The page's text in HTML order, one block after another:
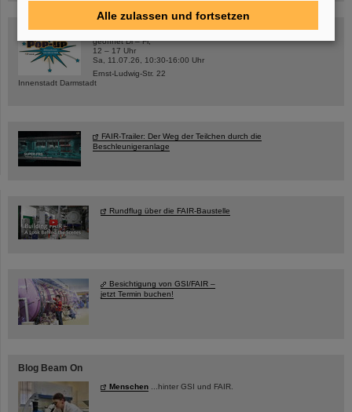
SCIENCE POP-UP
geöffnet Di – Fr,
12 – 17 Uhr
Sa, 11.07.26, 10:30-16:00 Uhr
Ernst-Ludwig-Str. 22
Innenstadt Darmstadt
FAIR-Trailer: Der Weg der Teilchen durch die
Beschleunigeranlage
Rundflug über die FAIR-Baustelle
Besichtigung von GSI/FAIR –
jetzt Termin buchen!
Blog Beam On
Menschen ...hinter GSI und FAIR.
Alle zulassen und fortsetzen